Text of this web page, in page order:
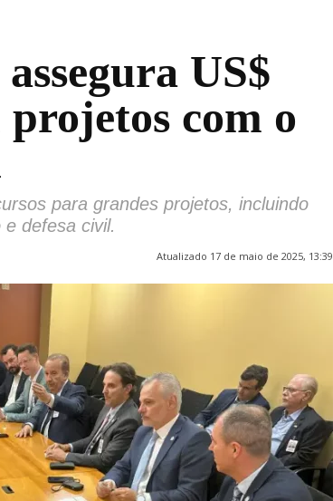
US$
projetos com o
para grandes projetos, incluindo
defesa civil.
Atualizado 17 de maio de 2025, 13:39